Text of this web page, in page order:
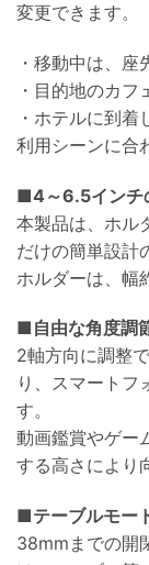
変更できます。
・移動中は、座
・目的地のカフ
・ホテルに到
利用シーンに合
■4～6.5インチ
本製品は、ホル
だけの簡単設計
ホルダーは、幅
■自由な角度調
2軸方向に調整
り、スマートフ
す。
動画鑑賞やゲー
する高さにより
■テーブルモー
38mmまでの開